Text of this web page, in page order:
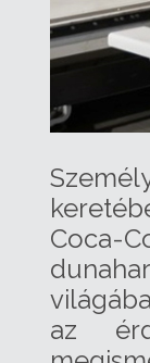
Coca-
az